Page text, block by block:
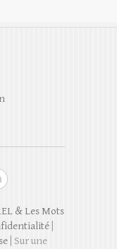
& Les Mots
|
| Sur une